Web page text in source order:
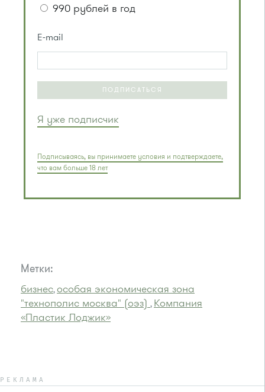
990 рублей в год
E-mail
ПОДПИСАТЬСЯ
Я уже подписчик
Подписываясь, вы принимаете условия и подтверждаете,
что вам больше 18 лет
Метки:
бизнес,особая экономическая зона
"технополис москва" (оэз) , Компания
«Пластик Лоджик»
РЕКЛАМА